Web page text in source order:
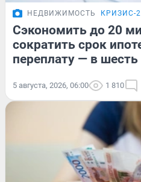
НЕДВИЖИМОСТЬ КРИЗИС-
Сэкономить до 20
сократить срок
переплату — в шесть
5 августа, 2026, 06:00 1 810